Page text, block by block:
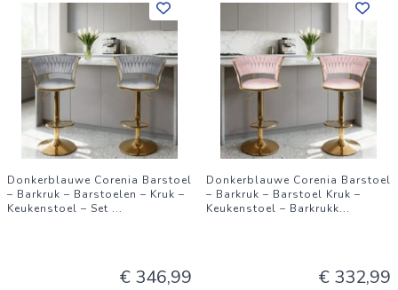
Donkerblauwe Corenia Barstoel
– Barkruk – Barstoelen – Kruk –
Keukenstoel – Set ...
€ 346,99
Donkerblauwe Corenia Barstoel
– Barkruk – Barstoel Kruk –
Keukenstoel – Barkrukk...
€ 332,99